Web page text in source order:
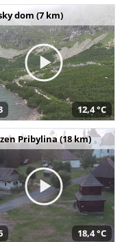
dom (7 km)
12,4 °C
Pribylina (18 km)
18,4 °C